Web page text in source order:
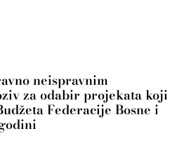
neispravnim
za odabir projekata koji
Federacije Bosne i